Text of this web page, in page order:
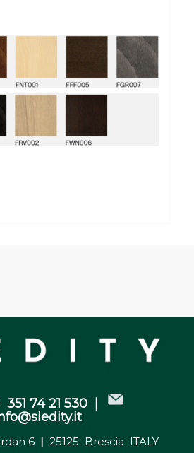
351 74 21 530 |
6 | 25125 Brescia ITALY